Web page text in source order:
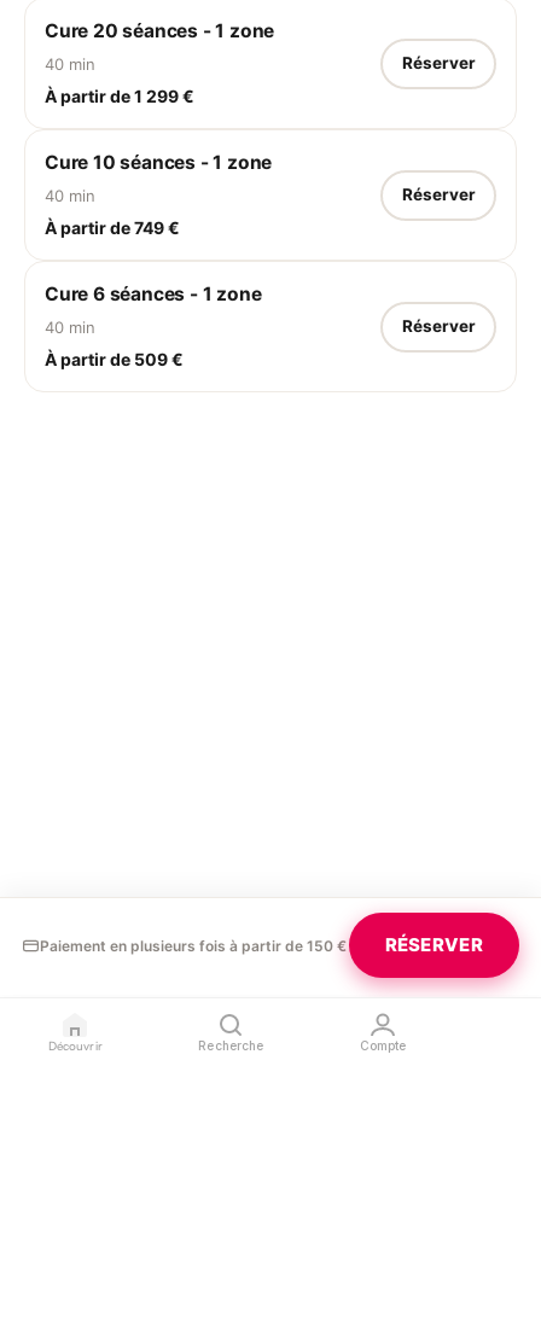
Découvrir Recherche Compte
Cure 20 séances - 1 zone
40 min
À partir de 1 299 €
Réserver
Cure 10 séances - 1 zone
40 min
À partir de 749 €
Réserver
Cure 6 séances - 1 zone
40 min
À partir de 509 €
Réserver
Paiement en plusieurs fois à partir de 150 € RÉSERVER